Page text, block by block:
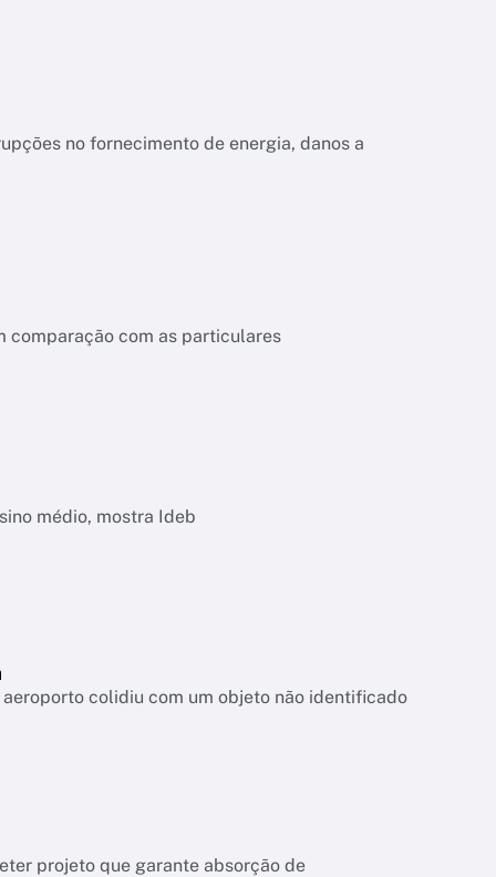
no fornecimento de energia, danos a
comparação com as particulares
médio, mostra Ideb
colidiu com um objeto não identificado
projeto que garante absorção de